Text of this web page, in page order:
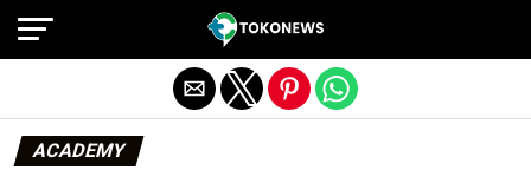
ACADEMY
Exit mobile version